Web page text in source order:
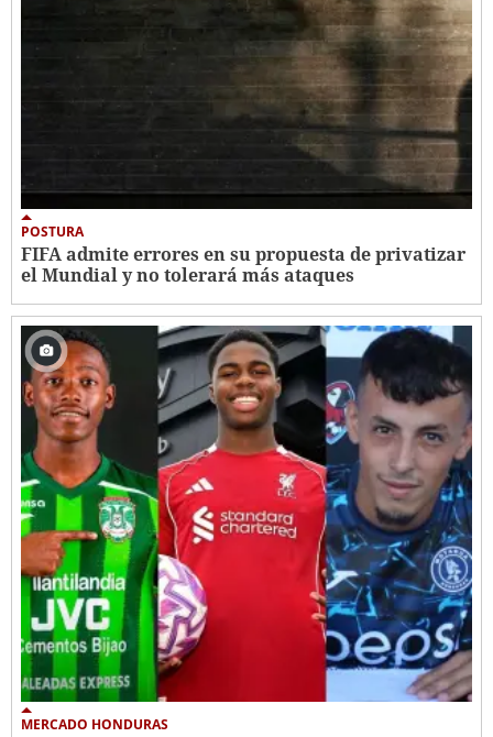
POSTURA
FIFA admite errores en su propuesta de privatizar
el Mundial y no tolerará más ataques
MERCADO HONDURAS